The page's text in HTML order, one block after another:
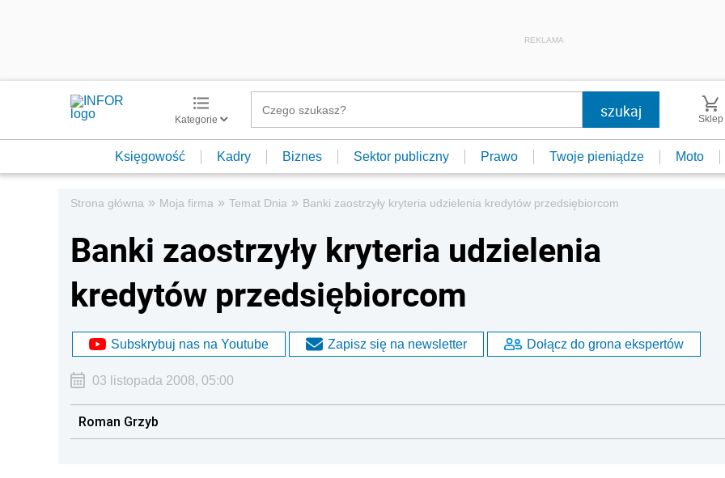
REKLAMA
Kategorie Sklep
Księgowość Kadry Biznes Sektor publiczny Prawo Twoje pieniądze Moto
Strona główna » Moja firma » Temat Dnia » Banki zaostrzyły kryteria udzielenia kredytów przedsiębiorcom
Banki zaostrzyły kryteria udzielenia
kredytów przedsiębiorcom
Subskrybuj nas na Youtube Zapisz się na newsletter Dołącz do grona ekspertów
03 listopada 2008, 05:00
Roman Grzyb